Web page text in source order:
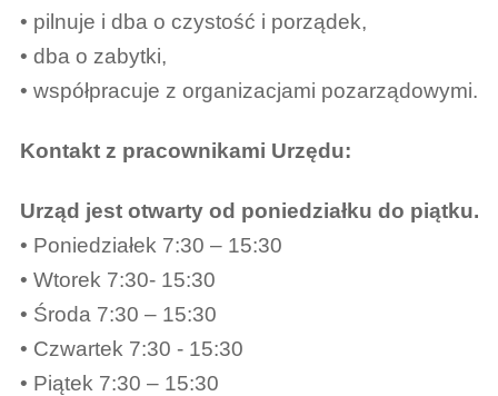
• pilnuje i dba o czystość i porządek,
• dba o zabytki,
• współpracuje z organizacjami pozarządowymi.
Kontakt z pracownikami Urzędu:
Urząd jest otwarty od poniedziałku do piątku.
• Poniedziałek 7:30 – 15:30
• Wtorek 7:30- 15:30
• Środa 7:30 – 15:30
• Czwartek 7:30 - 15:30
• Piątek 7:30 – 15:30